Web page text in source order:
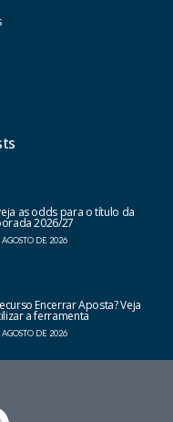
as odds para o título da
2026/27
DE 2026
Encerrar Aposta? Veja
a ferramenta
AGOSTO DE 2026